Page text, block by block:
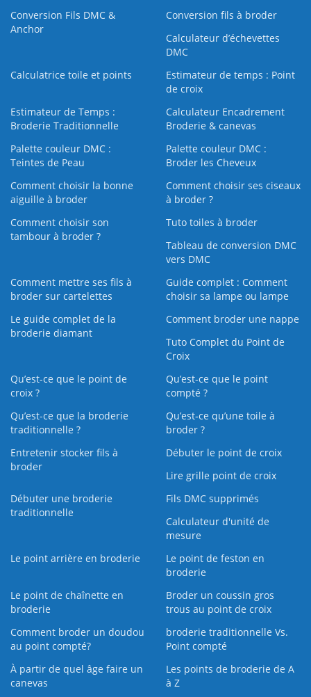
Conversion Fils DMC &
Anchor
Conversion fils à broder
Calculateur d’échevettes
DMC
Calculatrice toile et points
Estimateur de temps : Point
de croix
Estimateur de Temps :
Broderie Traditionnelle
Calculateur Encadrement
Broderie & canevas
Palette couleur DMC :
Teintes de Peau
Palette couleur DMC :
Broder les Cheveux
Comment choisir la bonne
aiguille à broder
Comment choisir ses ciseaux
à broder ?
Comment choisir son
tambour à broder ?
Tuto toiles à broder
Tableau de conversion DMC
vers DMC
Comment mettre ses fils à
broder sur cartelettes
Guide complet : Comment
choisir sa lampe ou lampe
Le guide complet de la
broderie diamant
Comment broder une nappe
Tuto Complet du Point de
Croix
Qu’est-ce que le point de
croix ?
Qu’est-ce que le point
compté ?
Qu’est-ce que la broderie
traditionnelle ?
Qu’est‑ce qu’une toile à
broder ?
Entretenir stocker fils à
broder
Débuter le point de croix
Lire grille point de croix
Débuter une broderie
traditionnelle
Fils DMC supprimés
Calculateur d'unité de
mesure
Le point arrière en broderie
Le point de feston en
broderie
Le point de chaînette en
broderie
Broder un coussin gros
trous au point de croix
Comment broder un doudou
au point compté?
broderie traditionnelle Vs.
Point compté
À partir de quel âge faire un
canevas
Les points de broderie de A
à Z